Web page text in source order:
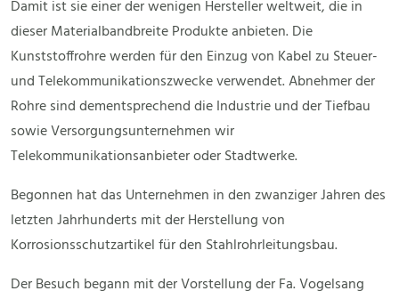
Damit ist sie einer der wenigen Hersteller weltweit, die in
dieser Materialbandbreite Produkte anbieten. Die
Kunststoffrohre werden für den Einzug von Kabel zu Steuer-
und Telekommunikationszwecke verwendet. Abnehmer der
Rohre sind dementsprechend die Industrie und der Tiefbau
sowie Versorgungsunternehmen wir
Telekommunikationsanbieter oder Stadtwerke.
Begonnen hat das Unternehmen in den zwanziger Jahren des
letzten Jahrhunderts mit der Herstellung von
Korrosionsschutzartikel für den Stahlrohrleitungsbau.
Der Besuch begann mit der Vorstellung der Fa. Vogelsang